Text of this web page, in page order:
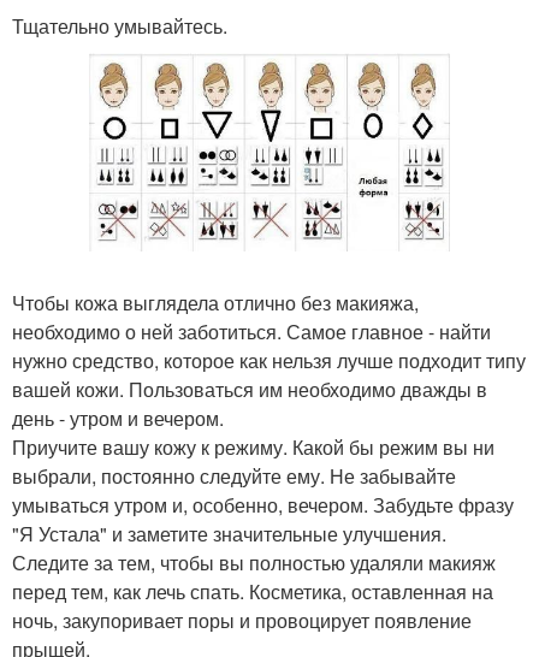
Тщательно умывайтесь.
Чтобы кожа выглядела отлично без макияжа,
необходимо о ней заботиться. Самое главное - найти
нужно средство, которое как нельзя лучше подходит типу
вашей кожи. Пользоваться им необходимо дважды в
день - утром и вечером.
Приучите вашу кожу к режиму. Какой бы режим вы ни
выбрали, постоянно следуйте ему. Не забывайте
умываться утром и, особенно, вечером. Забудьте фразу
"Я Устала" и заметите значительные улучшения.
Следите за тем, чтобы вы полностью удаляли макияж
перед тем, как лечь спать. Косметика, оставленная на
ночь, закупоривает поры и провоцирует появление
прыщей.